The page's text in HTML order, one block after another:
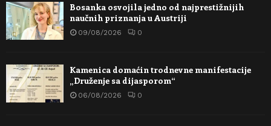
Bosanka osvojila jedno od najprestižnijih
naučnih priznanja u Austriji
09/08/2026 0
Kamenica domaćin trodnevne manifestacije
„Druženje sa dijasporom“
06/08/2026 0